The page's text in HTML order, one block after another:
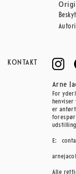
KONTAKT
Arne
For
er
E:
Alle